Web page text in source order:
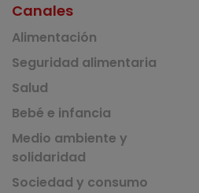
Canales
Alimentación
Seguridad alimentaria
Salud
Bebé e infancia
Medio ambiente y
solidaridad
Sociedad y consumo